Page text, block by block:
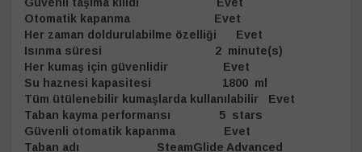
Otomatik kapanma Evet
Her zaman doldurulabilme özelliği Evet
Isınma süresi 2 minute(s)
Her kumaş için güvenlidir Evet
Su haznesi kapasitesi 1800 ml
Tüm ütülenebilir kumaşlarda kullanılabilir Evet
Taban kayma performansı 5 stars
Güvenli otomatik kapanma Evet
Taban adı SteamGlide Advanced